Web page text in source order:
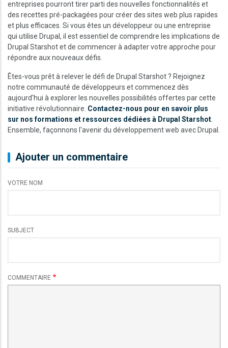
entreprises pourront tirer parti des nouvelles fonctionnalités et
des recettes pré-packagées pour créer des sites web plus rapides
et plus efficaces. Si vous êtes un développeur ou une entreprise
qui utilise Drupal, il est essentiel de comprendre les implications de
Drupal Starshot et de commencer à adapter votre approche pour
répondre aux nouveaux défis.
Êtes-vous prêt à relever le défi de Drupal Starshot ? Rejoignez
notre communauté de développeurs et commencez dès
aujourd'hui à explorer les nouvelles possibilités offertes par cette
initiative révolutionnaire. Contactez-nous pour en savoir plus
sur nos formations et ressources dédiées à Drupal Starshot
Ensemble, façonnons l'avenir du développement web avec Drupal.
Ajouter un commentaire
VOTRE NOM
SUBJECT
COMMENTAIRE